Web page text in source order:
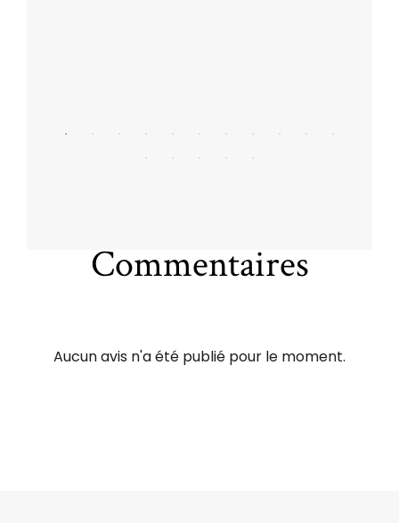
Commentaires
Aucun avis n'a été publié pour le moment.